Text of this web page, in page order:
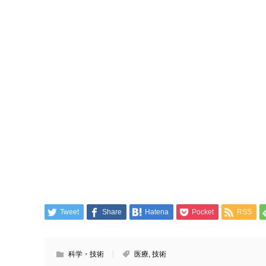
Tweet Share Hatena Pocket RSS
科学・技術 医療, 技術